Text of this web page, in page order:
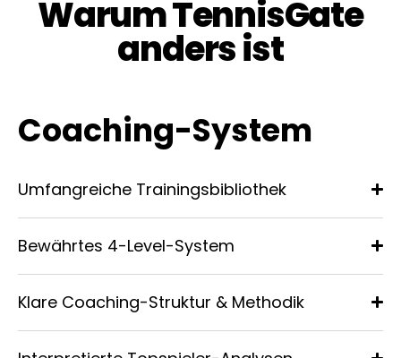
Warum TennisGate
anders ist
Coaching-System
Umfangreiche Trainingsbibliothek
Bewährtes 4-Level-System
Klare Coaching-Struktur & Methodik